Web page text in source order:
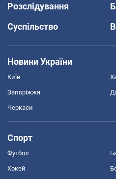
Розслідування
Суспільство
Новини України
Київ
Запоріжжя
Черкаси
Спорт
Футбол
Хокей